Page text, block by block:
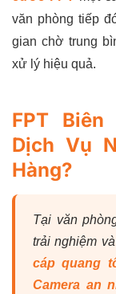
văn phòng tiếp
gian chờ trung
xử lý hiệu quả.
FPT
Dịch Vụ
Hàng?
Tại văn
trải nghiệm
cáp quang
Camera an